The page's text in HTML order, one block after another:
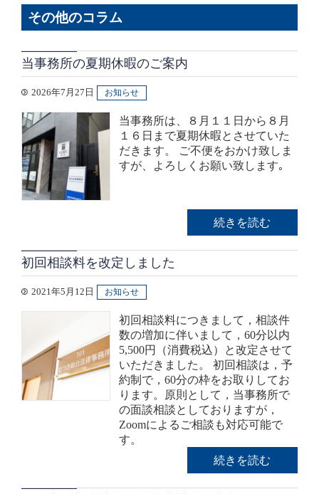
その他のコラム
当事務所の夏期休暇のご案内
2026年7月27日 お知らせ
当事務所は、８月１１日から８月
１６日まで夏期休暇とさせていた
だきます。 ご不便をおかけ致しま
すが、よろしくお願い致します｡
続きを読む
初回相談料を改定しました
2021年5月12日 お知らせ
初回相談料につきまして，相談件
数の増加に伴いまして，60分以内
5,500円（消費税込）と改定させて
いただきました。 初回相談は，予
約制で，60分の枠をお取りしてお
ります。原則として，当事務所で
の面談相談としておりますが，
Zoomによるご相談も対応可能で
す。
続きを読む